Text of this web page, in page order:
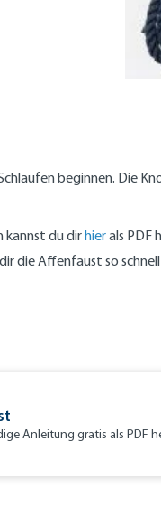
beginnen. Die
kannst du dirhierals PDF
die Affenfaust so
Anleitung gratis als PDF